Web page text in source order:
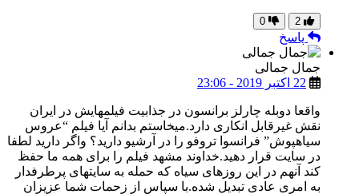
2
0
پاسخ
جمال جمالی
22 اکتبر 2019 - 23:06
واقعا دوبله چارلز برانسون در جذابیت فیلمهایش در ایران
نقش غیرقابل انکاری دارد.میخاستم بدانم آیا فیلم “عروس
سیاهپوش” فرانسوا تروفو را در آرشیو دارید؟ واگر دارید لطفا
در سایت قرار دهید.خداوند مشهد فیلم را برای همه ما حفظ
کند آنهم در این روزهای سیاه که حمله به سایتهای پرطرفدار
به امری عادی تبدیل شده.با سپاس از زحمات شما عزیزان